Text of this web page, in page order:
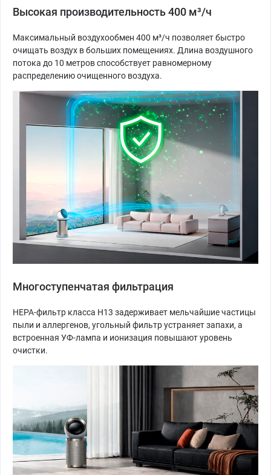
Высокая производительность 400 м³/ч
Максимальный воздухообмен 400 м³/ч позволяет быстро
очищать воздух в больших помещениях. Длина воздушного
потока до 10 метров способствует равномерному
распределению очищенного воздуха.
Многоступенчатая фильтрация
HEPA-фильтр класса H13 задерживает мельчайшие частицы
пыли и аллергенов, угольный фильтр устраняет запахи, а
встроенная УФ-лампа и ионизация повышают уровень
очистки.